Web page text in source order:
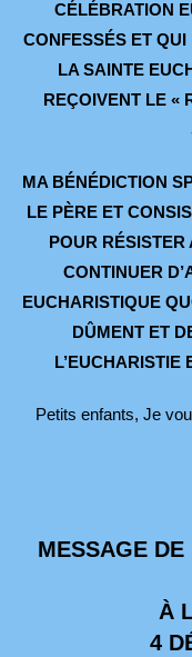
CÉLÉBRATION
CONFESSÉS ET
LA SAINTE
REÇOIVENT LE «
MA BÉNÉDICTION
LE PÈRE ET
POUR RÉSISTER
CONTINUER
EUCHARISTIQUE
DÛMENT ET
L’EUCHARISTIE
Petits enfants, Je
MESSAGE
À
4